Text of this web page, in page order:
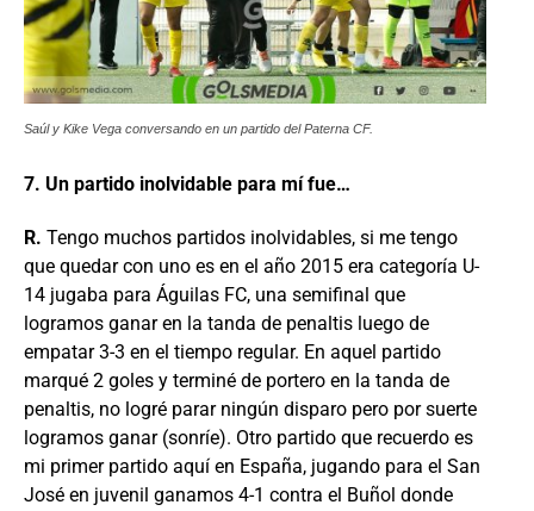
Saúl y Kike Vega conversando en un partido del Paterna CF.
7. Un partido inolvidable para mí fue…
R. Tengo muchos partidos inolvidables, si me tengo
que quedar con uno es en el año 2015 era categoría U-
14 jugaba para Águilas FC, una semifinal que
logramos ganar en la tanda de penaltis luego de
empatar 3-3 en el tiempo regular. En aquel partido
marqué 2 goles y terminé de portero en la tanda de
penaltis, no logré parar ningún disparo pero por suerte
logramos ganar (sonríe). Otro partido que recuerdo es
mi primer partido aquí en España, jugando para el San
José en juvenil ganamos 4-1 contra el Buñol donde